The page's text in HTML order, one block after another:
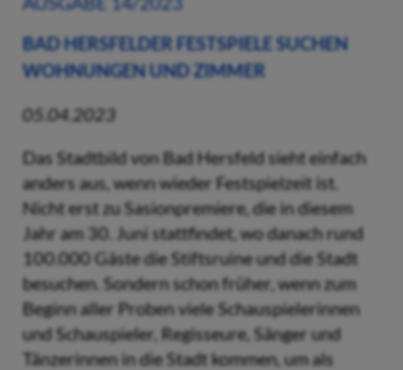
BAD HERSFELDER FESTSPIELE SUCHEN
WOHNUNGEN UND ZIMMER
05.04.2023
Das Stadtbild von Bad Hersfeld sieht einfach
anders aus, wenn wieder Festspielzeit ist.
Nicht erst zu Sasionpremiere, die in diesem
Jahr am 30. Juni stattfindet, wo danach rund
100.000 Gäste die Stiftsruine und die Stadt
besuchen. Sondern schon früher, wenn zum
Beginn aller Proben viele Schauspielerinnen
und Schauspieler, Regisseure, Sänger und
Tänzerinnen in die Stadt kommen, um als